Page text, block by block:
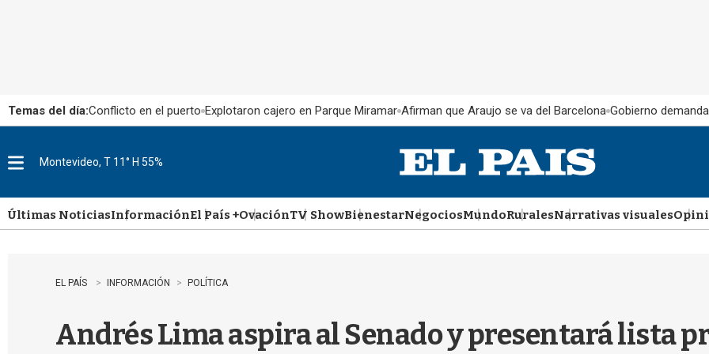
Temas del día:Conflicto en el puerto Explotaron cajero en Parque Miramar Afirman que Araujo se va del Barcelona Gobierno
u
Montevideo, T 11° H 55%
Últimas NoticiasInformaciónEl País +OvaciónTV ShowBienestarNegociosMundoRuralesNarrativas visuales
EL PAÍS INFORMACIÓN POLÍTICA
Andrés Lima aspira al Senado y presentará lista